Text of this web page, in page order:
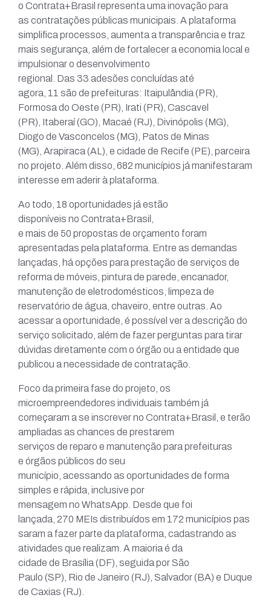
o Contrata+Brasil representa uma inovação para
as contratações públicas municipais. A plataforma
simplifica processos, aumenta a transparência e traz
mais segurança, além de fortalecer a economia local e
impulsionar o desenvolvimento
regional. Das 33 adesões concluídas até
agora, 11 são de prefeituras: Itaipulândia (PR),
Formosa do Oeste (PR), Irati (PR), Cascavel
(PR), Itaberaí (GO), Macaé (RJ), Divinópolis (MG),
Diogo de Vasconcelos (MG), Patos de Minas
(MG), Arapiraca (AL), e cidade de Recife (PE), parceira
no projeto. Além disso, 682 municípios já manifestaram
interesse em aderir à plataforma.
Ao todo, 18 oportunidades já estão
disponíveis no Contrata+Brasil,
e mais de 50 propostas de orçamento foram
apresentadas pela plataforma. Entre as demandas
lançadas, há opções para prestação de serviços de
reforma de móveis, pintura de parede, encanador,
manutenção de eletrodomésticos, limpeza de
reservatório de água, chaveiro, entre outras. Ao
acessar a oportunidade, é possível ver a descrição do
serviço solicitado, além de fazer perguntas para tirar
dúvidas diretamente com o órgão ou a entidade que
publicou a necessidade de contratação.
Foco da primeira fase do projeto, os
microempreendedores individuais também já
começaram a se inscrever no Contrata+Brasil, e terão
ampliadas as chances de prestarem
serviços de reparo e manutenção para prefeituras
e órgãos públicos do seu
município, acessando as oportunidades de forma
simples e rápida, inclusive por
mensagem no WhatsApp. Desde que foi
lançada, 270 MEIs distribuídos em 172 municípios pas
saram a fazer parte da plataforma, cadastrando as
atividades que realizam. A maioria é da
cidade de Brasília (DF), seguida por São
Paulo (SP), Rio de Janeiro (RJ), Salvador (BA) e Duque
de Caxias (RJ).